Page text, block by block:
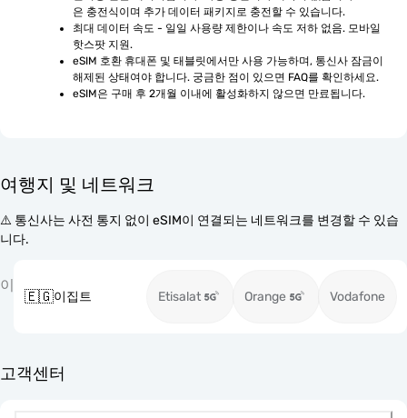
은 충전식이며 추가 데이터 패키지로 충전할 수 있습니다.
최대 데이터 속도 - 일일 사용량 제한이나 속도 저하 없음. 모바일
핫스팟 지원.
eSIM 호환 휴대폰 및 태블릿에서만 사용 가능하며, 통신사 잠금이
해제된 상태여야 합니다. 궁금한 점이 있으면 FAQ를 확인하세요.
eSIM은 구매 후 2개월 이내에 활성화하지 않으면 만료됩니다.
여행지 및 네트워크
⚠️ 통신사는 사전 통지 없이 eSIM이 연결되는 네트워크를 변경할 수 있습
니다.
이
🇪🇬이집트 Etisalat Orange Vodafone
고객센터